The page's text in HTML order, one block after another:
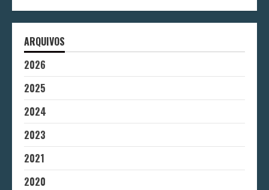
ARQUIVOS
2026
2025
2024
2023
2021
2020